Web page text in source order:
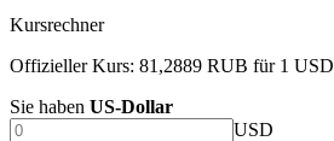
Kursrechner
Offizieller Kurs: 81,2889 RUB für 1 USD
Sie haben US-Dollar
USD